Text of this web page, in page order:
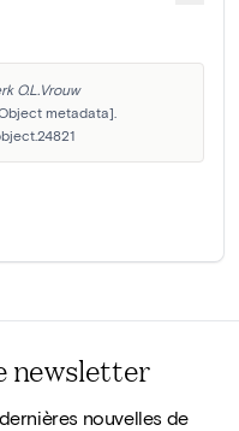
O.L.Vrouw
metadata].
newsletter
nouvelles de